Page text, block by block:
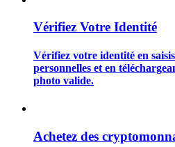
Guide de démarrage des
Vérifiez Votre Identité
Vérifiez votre identité en
personnelles et en
photo valide.
Achetez des